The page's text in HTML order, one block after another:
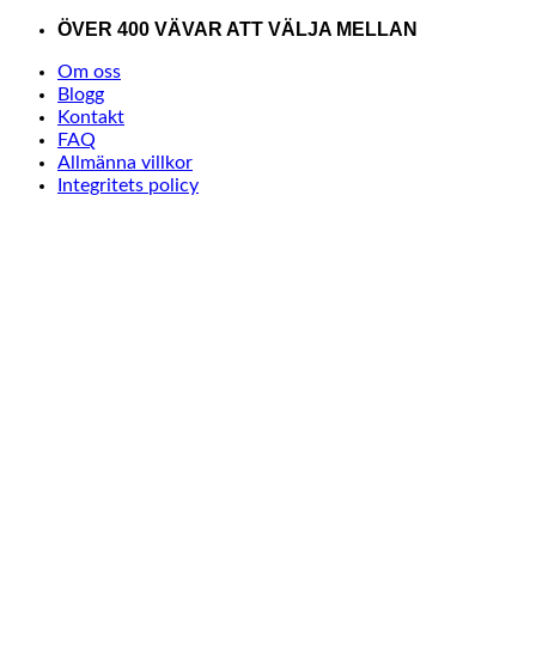
Skip
content
ÖVER 400 VÄVAR ATT VÄLJA MELLAN
Om oss
Blogg
Kontakt
FAQ
Allmänna villkor
Integritets policy